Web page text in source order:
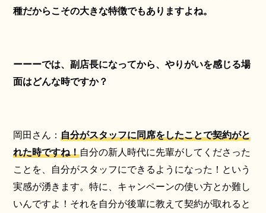
種だからこその大きな特徴でもありますよね。
ーーーでは、副店長になってから、やりがいを感じる場
面はどんな時ですか？
岡田さん： 自分がスタッフに同席をしたことで契約がと
れた時ですね！自分の新人時代に先輩がしてくださった
ことを、自分がスタッフにできるようになった！という
実感が湧きます。特に、キャンペーンの使い方とか難し
いんですよ！それを自分が後輩に教えて契約が取れると